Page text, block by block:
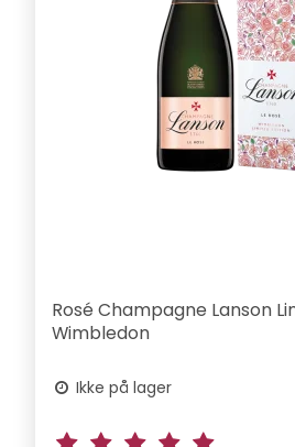
Rosé Champagne Lanson
Wimbledon
Ikke på lager